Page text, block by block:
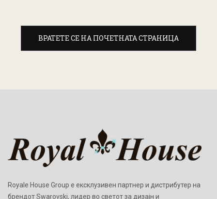
ВРАТЕТЕ СЕ НА ПОЧЕТНАТА СТРАНИЦА
Royale House Group е ексклузивен партнер и дистрибутер на
брендот Swarovski, лидер во светот за дизајн и